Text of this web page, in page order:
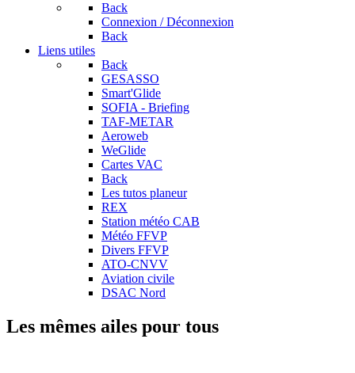
Back
Connexion / Déconnexion
Back
Liens utiles
Back
GESASSO
Smart'Glide
SOFIA - Briefing
TAF-METAR
Aeroweb
WeGlide
Cartes VAC
Back
Les tutos planeur
REX
Station météo CAB
Météo FFVP
Divers FFVP
ATO-CNVV
Aviation civile
DSAC Nord
Les mêmes ailes pour tous